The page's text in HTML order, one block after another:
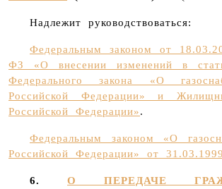
Надлежит руководствоваться:
Федеральным законом от
ФЗ «О внесении изменений в
Федерального закона «О
Российской Федерации» и
Российской Федерации».
Федеральным законом «О
Российской Федерации» от
6. О ПЕРЕДАЧЕ